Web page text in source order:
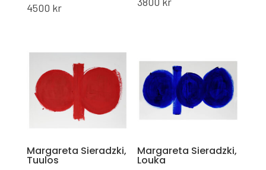
4500 kr
Margareta Sieradzki,
Tuulos
Margareta Sieradzki,
Louka